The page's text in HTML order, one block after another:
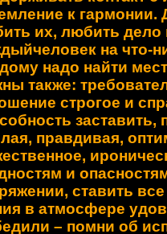
к гармонии.
их, любить дело
на что-
надо найти
также:
строгое и
правдивая,
и
ставить
в атмосфере
– помни об